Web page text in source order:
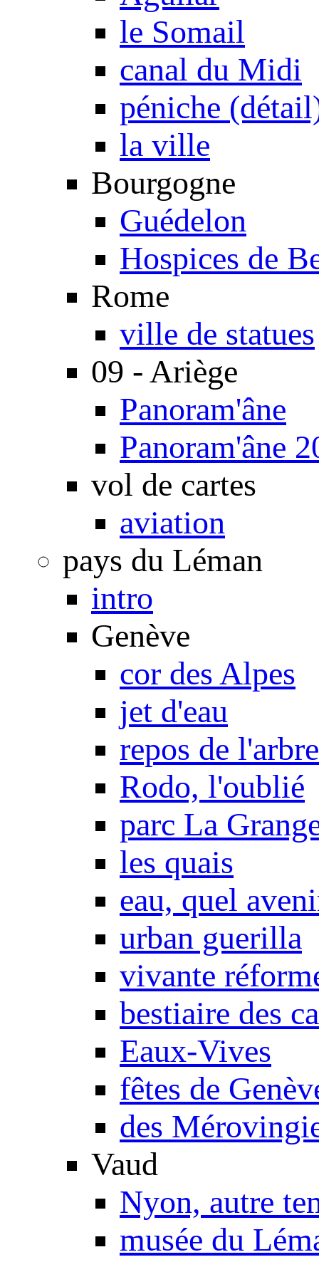
le Somail
canal du Midi
péniche
la ville
Bourgogne
Guédelon
Hospices de
Rome
ville de statues
09 - Ariège
Panoram'âne
Panoram'âne
vol de cartes
aviation
pays du Léman
intro
Genève
cor des Alpes
jet d'eau
repos de l'arbre
Rodo, l'oublié
parc La
les quais
eau, quel
urban guerilla
vivante
bestiaire des
Eaux-Vives
fêtes de
des
Vaud
Nyon, autre
musée du